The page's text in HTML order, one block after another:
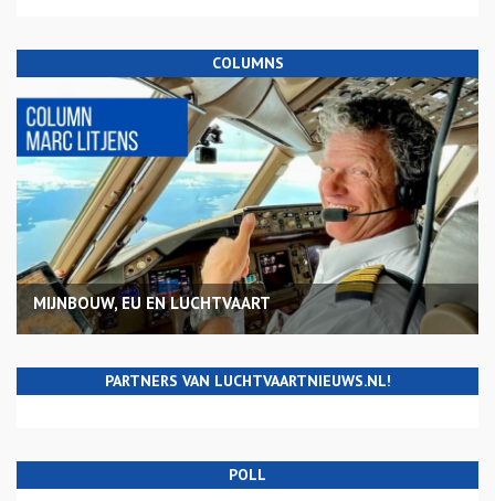
COLUMNS
MIJNBOUW, EU EN LUCHTVAART
PARTNERS VAN LUCHTVAARTNIEUWS.NL!
POLL